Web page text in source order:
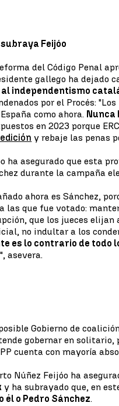
Feijóo
del Código Penal
gallego ha dejado
al independentismo
por el Procés:
como ahora. Nunca
en 2023 porque
y rebaje las penas
ha asegurado que esta
durante la campaña
ahora es Sánchez,
las que fue votado:
que los jueces
no indultar a los
es lo contrario de todo
asevera.
Gobierno de
gobernar en solitario,
cuenta con mayoría
Núñez Feijóo ha
y ha subrayado que, en
o él o Pedro Sánchez.